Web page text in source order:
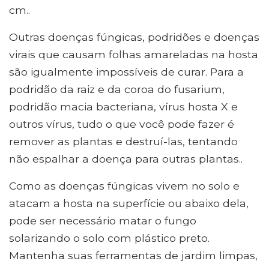
cm..
Outras doenças fúngicas, podridões e doenças
virais que causam folhas amareladas na hosta
são igualmente impossíveis de curar. Para a
podridão da raiz e da coroa do fusarium,
podridão macia bacteriana, vírus hosta X e
outros vírus, tudo o que você pode fazer é
remover as plantas e destruí-las, tentando
não espalhar a doença para outras plantas..
Como as doenças fúngicas vivem no solo e
atacam a hosta na superfície ou abaixo dela,
pode ser necessário matar o fungo
solarizando o solo com plástico preto.
Mantenha suas ferramentas de jardim limpas,